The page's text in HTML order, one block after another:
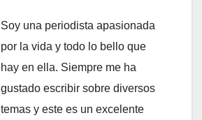
Soy una periodista apasionada
por la vida y todo lo bello que
hay en ella. Siempre me ha
gustado escribir sobre diversos
temas y este es un excelente